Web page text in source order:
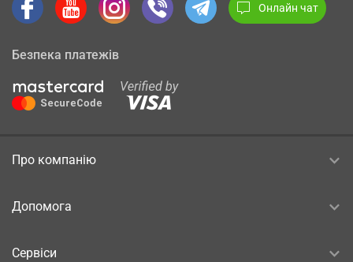
Онлайн чат
Безпека платежів
Про компанію
Допомога
Сервіси